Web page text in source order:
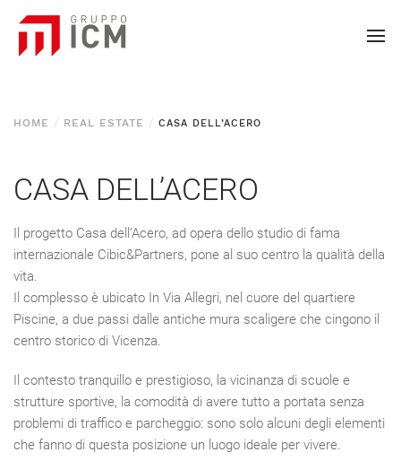
HOME REAL ESTATE CASA DELL’ACERO
CASA DELL’ACERO
Il progetto Casa dell’Acero, ad opera dello studio di fama
internazionale Cibic&Partners, pone al suo centro la qualità della
vita.
Il complesso è ubicato In Via Allegri, nel cuore del quartiere
Piscine, a due passi dalle antiche mura scaligere che cingono il
centro storico di Vicenza.
Il contesto tranquillo e prestigioso, la vicinanza di scuole e
strutture sportive, la comodità di avere tutto a portata senza
problemi di traffico e parcheggio: sono solo alcuni degli elementi
che fanno di questa posizione un luogo ideale per vivere.